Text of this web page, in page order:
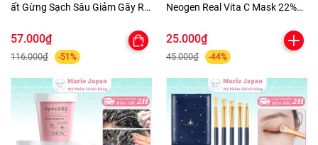
ất Gừng Sạch Sâu Giảm Gãy Rụ
57.000₫
116.000₫ -51%
Neogen Real Vita C Mask 22%
Quốc
25.000₫
45.000₫ -44%